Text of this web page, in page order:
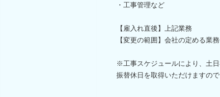
・工事管理など
【雇入れ直後】上記業務
【変更の範囲】会社の定める業
※工事スケジュールにより、土
振替休日を取得いただけますの